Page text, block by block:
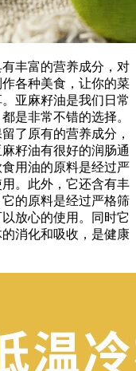
丰富的营养成分，对
各种美食，让你的菜
亚麻籽油是我们日常
是非常不错的选择。
了原有的营养成分，
籽油有很好的润肠通
用油的原料是经过严
。此外，它还含有丰
的原料是经过严格筛
放心的使用。同时它
消化和吸收，是健康